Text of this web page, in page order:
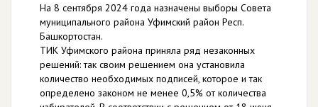
На 8 сентября 2024 года назначены выборы Совета
муниципального района Уфимский район Респ.
Башкортостан.
ТИК Уфимского района приняла ряд незаконных
решений: так своим решением она установила
количество необходимых подписей, которое и так
определено законом не менее 0,5% от количества